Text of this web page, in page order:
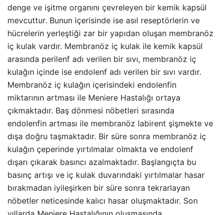
denge ve işitme organını çevreleyen bir kemik kapsül
mevcuttur. Bunun içerisinde ise asıl reseptörlerin ve
hücrelerin yerleştiği zar bir yapıdan oluşan membranöz
iç kulak vardır. Membranöz iç kulak ile kemik kapsül
arasında perilenf adı verilen bir sıvı, membranöz iç
kulağın içinde ise endolenf adı verilen bir sıvı vardır.
Membranöz iç kulağın içerisindeki endolenfin
miktarının artması ile Meniere Hastalığı ortaya
çıkmaktadır. Baş dönmesi nöbetleri sırasında
endolenfin artması ile membranöz labirent şişmekte ve
dışa doğru taşmaktadır. Bir süre sonra membranöz iç
kulağın çeperinde yırtılmalar olmakta ve endolenf
dışarı çıkarak basıncı azalmaktadır. Başlangıçta bu
basınç artışı ve iç kulak duvarındaki yırtılmalar hasar
bırakmadan iyileşirken bir süre sonra tekrarlayan
nöbetler neticesinde kalıcı hasar oluşmaktadır. Son